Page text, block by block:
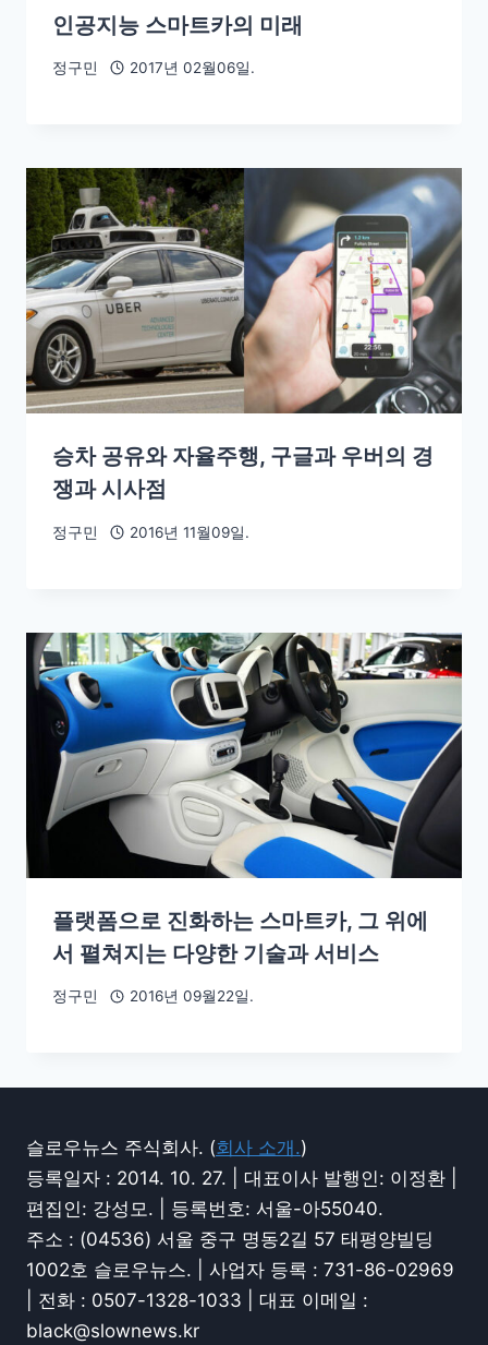
인공지능 스마트카의 미래
정구민 2017년 02월06일.
승차 공유와 자율주행, 구글과 우버의 경
쟁과 시사점
정구민 2016년 11월09일.
플랫폼으로 진화하는 스마트카, 그 위에
서 펼쳐지는 다양한 기술과 서비스
정구민 2016년 09월22일.
슬로우뉴스 주식회사. (회사 소개.)
등록일자 : 2014. 10. 27. | 대표이사 발행인: 이정환 |
편집인: 강성모. | 등록번호: 서울-아55040.
주소 : (04536) 서울 중구 명동2길 57 태평양빌딩
1002호 슬로우뉴스. | 사업자 등록 : 731-86-02969
| 전화 : 0507-1328-1033 | 대표 이메일 :
black@slownews.kr